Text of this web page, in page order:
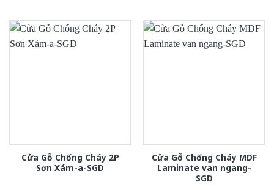
Cửa Gỗ Chống Cháy 2P
Sơn Xám-a-SGD
Cửa Gỗ Chống Cháy MDF
Laminate van ngang-
SGD